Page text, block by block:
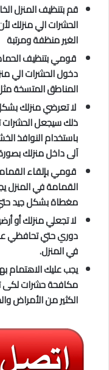
قم بتنظيف المنزل
الحشرات الي منزلك
الغير منظفة ومرتبة
قومي بتنظيف
دخول الحشرات الي
المناطق المتسخة
لا تعرضي منزلك
ذلك سيجعل الحشرات
باستخدام النوافذ
آلى داخل منزلك
قومي بإلقاء
القمامة في المنزل
مغطاة بشكل جيد
لا تجعلي منزلك أو
دوري حتي تحافظي
في المنزل.
يجب عليك الاهتمام
مكافحة حشرات لكى
الكثير من الأمراض